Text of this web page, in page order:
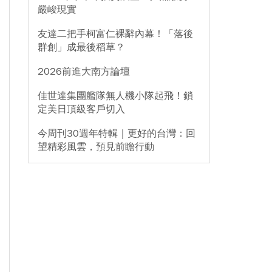
嚴峻現實
友達二把手柯富仁裸辭內幕！「落後
群創」成最後稻草？
2026前進大南方論壇
佳世達集團艦隊無人機小隊起飛！鎖
定美日頂級客戶切入
今周刊30週年特輯｜更好的台灣：回
望精彩風雲，預見前瞻行動